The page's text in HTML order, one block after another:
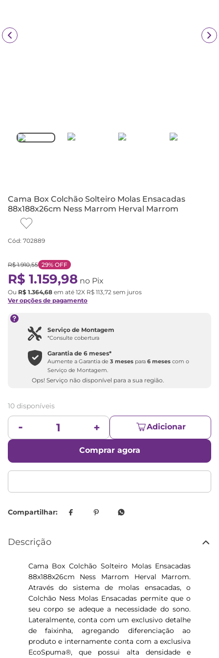
Cama Box Colchão Solteiro Molas Ensacadas
88x188x26cm Ness Marrom Herval Marrom
Cód: 702889
R$ 1.910,55 29% OFF
R$ 1.159,98 no Pix
Ou R$ 1.364,68 em até 12X R$ 113,72 sem juros
Ver opções de pagamento
Serviço de Montagem
*Consulte cobertura
Garantia de6 meses*
Aumente a Garantia de3 meses para6 meses com o
Serviço de Montagem.
Ops! Serviço não disponível para a sua região.
10 disponíveis
Adicionar
Comprar agora
Descrição
Cama Box Colchão Solteiro Molas Ensacadas
88x188x26cm Ness Marrom Herval Marrom.
Através do sistema de molas ensacadas, o
Colchão Ness Molas Ensacadas permite que o
seu corpo se adeque a necessidade do sono.
Lateralmente, conta com um exclusivo detalhe
de faixinha, agregando diferenciação ao
produto e internamente conta com a exclusiva
EcoSpuma®, que possui alta densidade e